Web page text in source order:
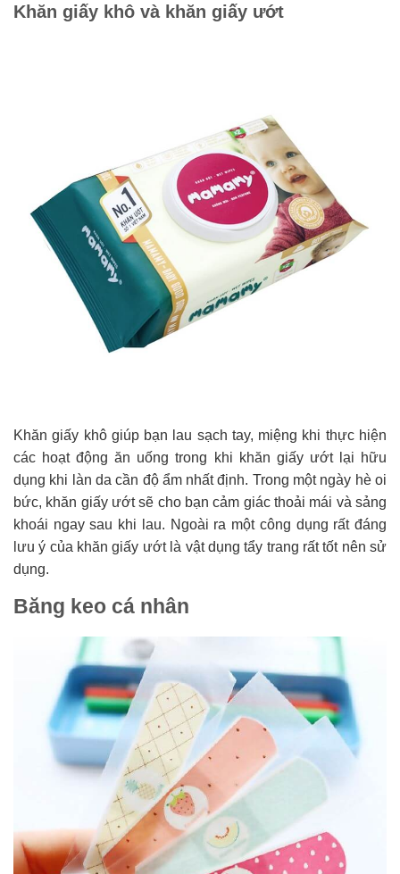
Khăn giấy khô và khăn giấy ướt
Khăn giấy khô giúp bạn lau sạch tay, miệng khi thực hiện
các hoạt động ăn uống trong khi khăn giấy ướt lại hữu
dụng khi làn da cần độ ẩm nhất định. Trong một ngày hè oi
bức, khăn giấy ướt sẽ cho bạn cảm giác thoải mái và sảng
khoái ngay sau khi lau. Ngoài ra một công dụng rất đáng
lưu ý của khăn giấy ướt là vật dụng tẩy trang rất tốt nên sử
dụng.
Băng keo cá nhân